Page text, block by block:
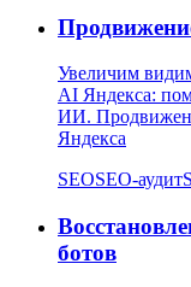
Увеличим
AI Яндекса:
ИИ.
Яндекса
SEOSEO-аудит
ботов